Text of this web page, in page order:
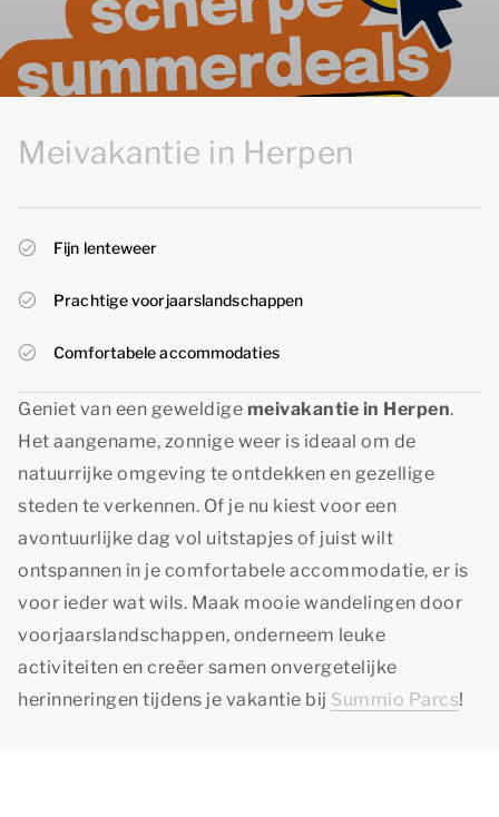
Meivakantie in Herpen
Fijn lenteweer
Prachtige voorjaarslandschappen
Comfortabele accommodaties
Geniet van een geweldige meivakantie in Herpen.
Het aangename, zonnige weer is ideaal om de
natuurrijke omgeving te ontdekken en gezellige
steden te verkennen. Of je nu kiest voor een
avontuurlijke dag vol uitstapjes of juist wilt
ontspannen in je comfortabele accommodatie, er is
voor ieder wat wils. Maak mooie wandelingen door
voorjaarslandschappen, onderneem leuke
activiteiten en creëer samen onvergetelijke
herinneringen tijdens je vakantie bij Summio Parcs!